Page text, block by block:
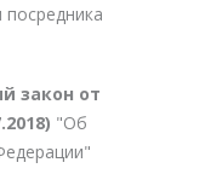
посредника
закон от
"Об